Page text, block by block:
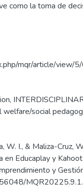
como la toma de
mqr/article/view/
,
welfare/social
W. I., & Maliza-Cruz,
Educaplay y
y